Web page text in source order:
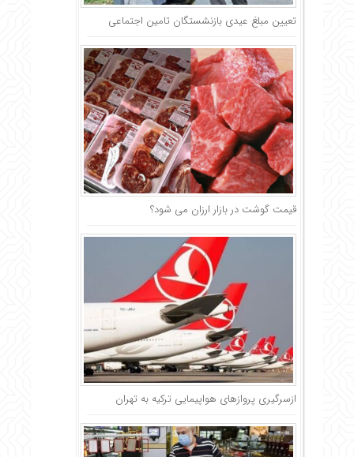
تعیین مبلغ عیدی بازنشستگان تامین اجتماعی
قیمت گوشت در بازار ارزان می شود؟
ازسرگیری پروازهای هواپیمایی ترکیه به تهران